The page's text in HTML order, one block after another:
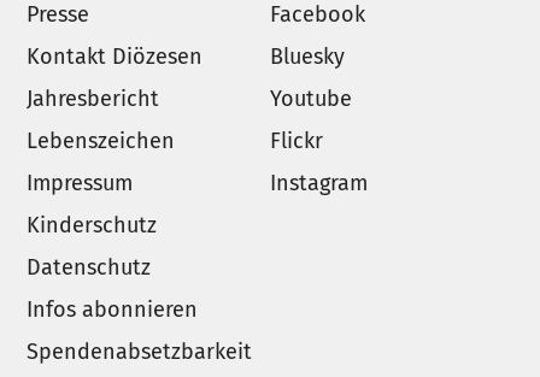
Presse
Kontakt Diözesen
Jahresbericht
Lebenszeichen
Impressum
Kinderschutz
Datenschutz
Infos abonnieren
Spendenabsetzbarkeit
Facebook
Bluesky
Youtube
Flickr
Instagram